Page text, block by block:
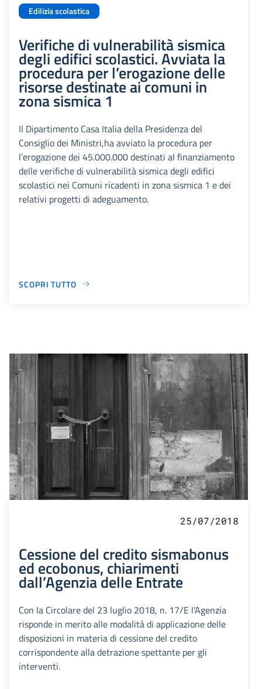
Edilizia scolastica
Verifiche di vulnerabilità sismica
degli edifici scolastici. Avviata la
procedura per l’erogazione delle
risorse destinate ai comuni in
zona sismica 1
Il Dipartimento Casa Italia della Presidenza del
Consiglio dei Ministri,ha avviato la procedura per
l’erogazione dei 45.000.000 destinati al finanziamento
delle verifiche di vulnerabilità sismica degli edifici
scolastici nei Comuni ricadenti in zona sismica 1 e dei
relativi progetti di adeguamento.
SCOPRI TUTTO
25/07/2018
Cessione del credito sismabonus
ed ecobonus, chiarimenti
dall’Agenzia delle Entrate
Con la Circolare del 23 luglio 2018, n. 17/E l’Agenzia
risponde in merito alle modalità di applicazione delle
disposizioni in materia di cessione del credito
corrispondente alla detrazione spettante per gli
interventi.